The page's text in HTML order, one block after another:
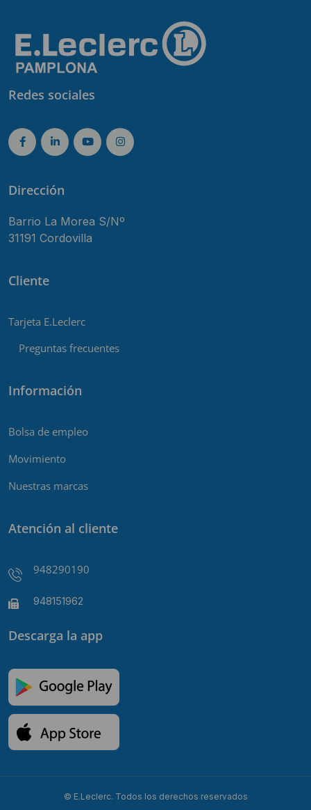
Redes sociales
Dirección
Barrio La Morea S/Nº
31191 Cordovilla
Cliente
Tarjeta E.Leclerc
Preguntas frecuentes
Información
Bolsa de empleo
Movimiento
Nuestras marcas
Atención al cliente
948290190
948151962
Descarga la app
© E.Leclerc. Todos los derechos reservados